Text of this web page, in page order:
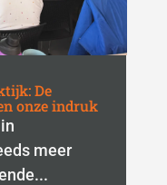
De
onze indruk
meer